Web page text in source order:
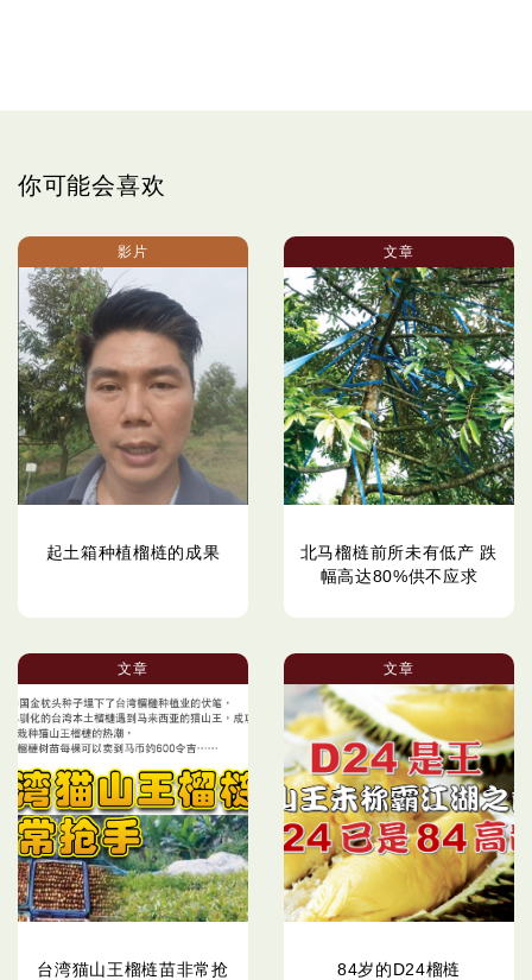
你可能会喜欢
影片
起土箱种植榴梿的成果
文章
北马榴梿前所未有低产 跌
幅高达80%供不应求
文章
台湾猫山王榴梿苗非常抢
文章
84岁的D24榴梿